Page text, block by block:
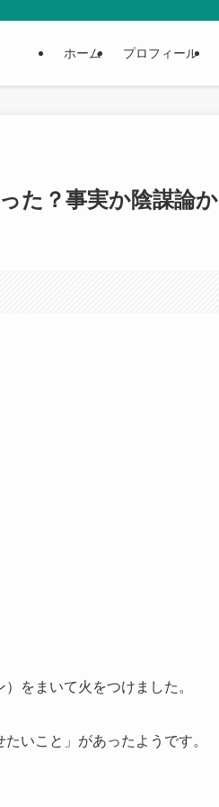
ホーム プロフィール
た？事実か陰謀論か
をまいて火をつけました。
いこと」があったようです。